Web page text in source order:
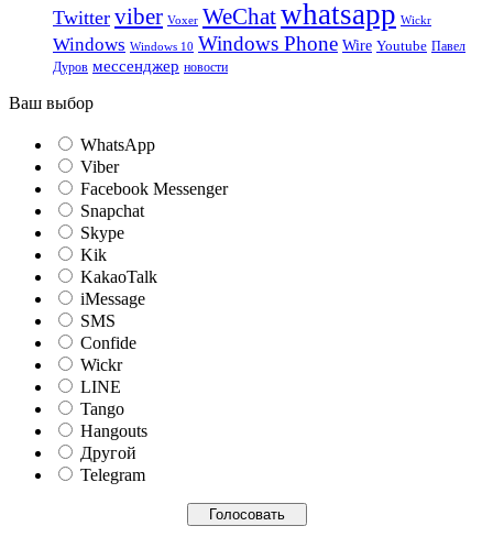
Twitter viber Voxer WeChatwhatsapp Wickr
Windows Windows 10 Windows Phone Wire Youtube Павел
Дуров мессенджер новости
Ваш выбор
WhatsApp
Viber
Facebook Messenger
Snapchat
Skype
Kik
KakaoTalk
iMessage
SMS
Confide
Wickr
LINE
Tango
Hangouts
Другой
Telegram